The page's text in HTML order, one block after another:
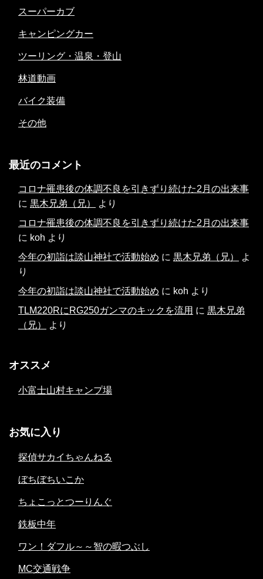
スーパーカブ
キャンピングカー
ツーリング・温泉・登山
林道動画
バイク装備
その他
最近のコメント
コロナ罹患後の体調不良を引きずり続けた2月の出来事
に 黒木兄弟（兄）
より
コロナ罹患後の体調不良を引きずり続けた2月の出来事
に koh より
今年の初詣は談山神社で活動始め に 黒木兄弟（兄）
よ
り
今年の初詣は談山神社で活動始め に koh より
TLM220RにRG250ガンマのキックを流用 に 黒木兄弟
（兄）
より
オススメ
小富士山村キャンプ場
お気に入り
探偵サカイちゃんねる
ぼちぼちいこか
ちょこっとつーりんぐ
鉄板中年
ワン！ダフル～～智の暇つぶし
MC交通戦争